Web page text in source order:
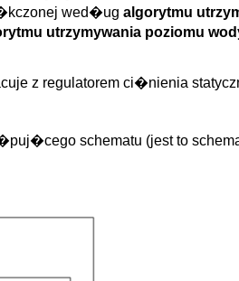
wed�ug algorytmu
utrzymywania poziomu
z regulatorem ci�nienia
schematu (jest to